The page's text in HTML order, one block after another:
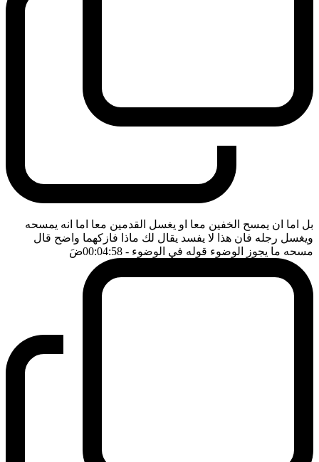
بل اما ان يمسح الخفين معا او يغسل القدمين معا اما انه يمسحه
ويغسل رجله فان هذا لا يفسد يقال لك ماذا فازكهما واضح قال
مسحه ما يجوز الوضوء قوله في الوضوء - 00:04:58 ضَ